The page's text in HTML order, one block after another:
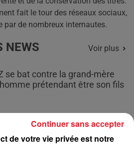
fait le tour des réseaux sociaux,
par de nombreux internautes.
NEWS Voir plus
se bat contre la grand-mère
prétendant être son fils
met fin à une ex-escorte
dans sa bataille...
de votre vie privée est notre
Continuer sans accepter